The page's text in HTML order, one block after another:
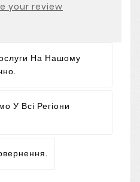
your review
На Нашому
У Всі Регіони